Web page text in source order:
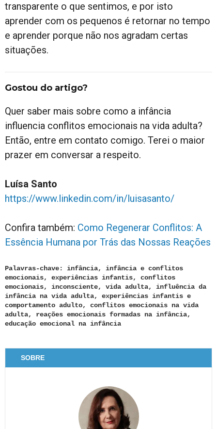
transparente o que sentimos, e por isto
aprender com os pequenos é retornar no tempo
e aprender porque não nos agradam certas
situações.
Gostou do artigo?
Quer saber mais sobre como a infância
influencia conflitos emocionais na vida adulta?
Então, entre em contato comigo. Terei o maior
prazer em conversar a respeito.
Luísa Santo
https://www.linkedin.com/in/luisasanto/
Confira também: Como Regenerar Conflitos: A
Essência Humana por Trás das Nossas Reações
Palavras-chave: infância, infância e conflitos
emocionais, experiências infantis, conflitos
emocionais, inconsciente, vida adulta, influência da
infância na vida adulta, experiências infantis e
comportamento adulto, conflitos emocionais na vida
adulta, reações emocionais formadas na infância,
educação emocional na infância
SOBRE